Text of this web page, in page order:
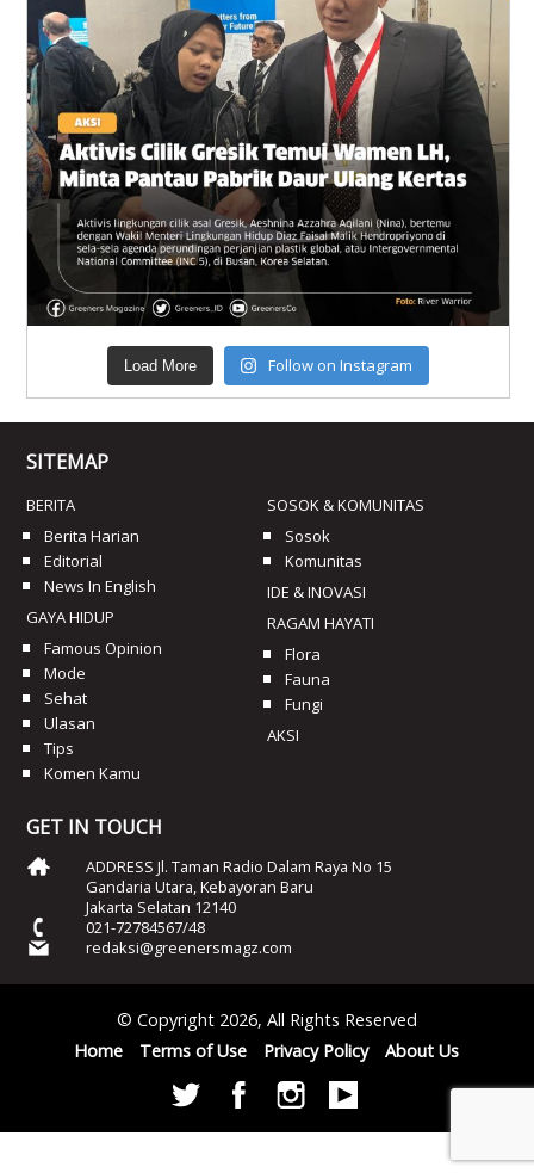
Load More Follow on Instagram
SITEMAP
BERITA
Berita Harian
Editorial
News In English
GAYA HIDUP
Famous Opinion
Mode
Sehat
Ulasan
Tips
Komen Kamu
SOSOK & KOMUNITAS
Sosok
Komunitas
IDE & INOVASI
RAGAM HAYATI
Flora
Fauna
Fungi
AKSI
GET IN TOUCH
ADDRESS Jl. Taman Radio Dalam Raya No 15
Gandaria Utara, Kebayoran Baru
Jakarta Selatan 12140
021-72784567/48
redaksi@greenersmagz.com
© Copyright 2026, All Rights Reserved
Home
Terms of Use Privacy Policy About Us